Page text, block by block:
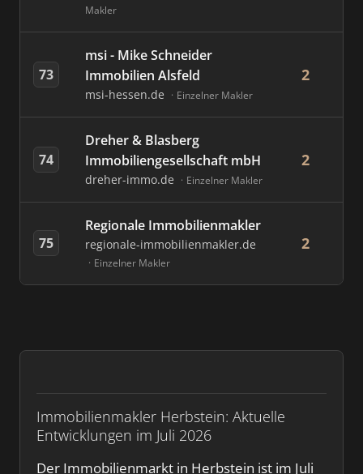
Immobilienmakler Herbstein: Aktuelle
Entwicklungen im Juli 2026
Der Immobilienmarkt in Herbstein ist im Juli
Makler
73
msi - Mike Schneider
Immobilien Alsfeld
msi-hessen.de Einzelner Makler
2
74
Dreher & Blasberg
Immobiliengesellschaft mbH
dreher-immo.de Einzelner Makler
2
75
Regionale Immobilienmakler
regionale-immobilienmakler.de
Einzelner Makler
2